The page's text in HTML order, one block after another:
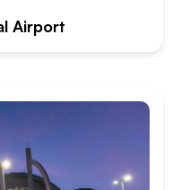
Airport